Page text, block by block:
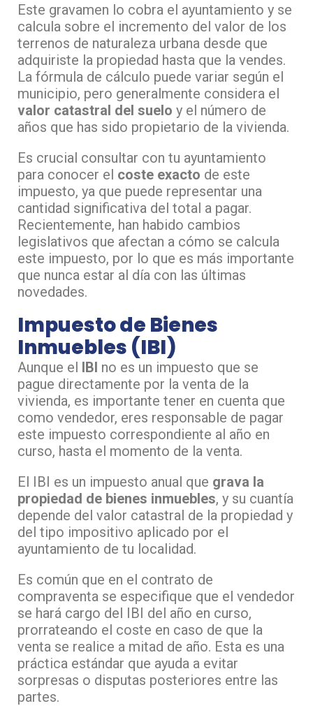
Este gravamen lo cobra el ayuntamiento y se
calcula sobre el incremento del valor de los
terrenos de naturaleza urbana desde que
adquiriste la propiedad hasta que la vendes.
La fórmula de cálculo puede variar según el
municipio, pero generalmente considera el
valor catastral del suelo y el número de
años que has sido propietario de la vivienda.
Es crucial consultar con tu ayuntamiento
para conocer el coste exacto de este
impuesto, ya que puede representar una
cantidad significativa del total a pagar.
Recientemente, han habido cambios
legislativos que afectan a cómo se calcula
este impuesto, por lo que es más importante
que nunca estar al día con las últimas
novedades.
Impuesto de Bienes
Inmuebles (IBI)
Aunque el IBI no es un impuesto que se
pague directamente por la venta de la
vivienda, es importante tener en cuenta que
como vendedor, eres responsable de pagar
este impuesto correspondiente al año en
curso, hasta el momento de la venta.
El IBI es un impuesto anual que grava la
propiedad de bienes inmuebles, y su cuantía
depende del valor catastral de la propiedad y
del tipo impositivo aplicado por el
ayuntamiento de tu localidad.
Es común que en el contrato de
compraventa se especifique que el vendedor
se hará cargo del IBI del año en curso,
prorrateando el coste en caso de que la
venta se realice a mitad de año. Esta es una
práctica estándar que ayuda a evitar
sorpresas o disputas posteriores entre las
partes.